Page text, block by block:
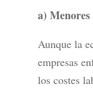
a)
Aunque la
empresas
los costes